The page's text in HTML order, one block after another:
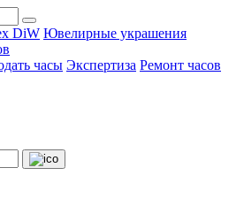
DiW Ювелирные украшения
часы Экспертиза Ремонт часов